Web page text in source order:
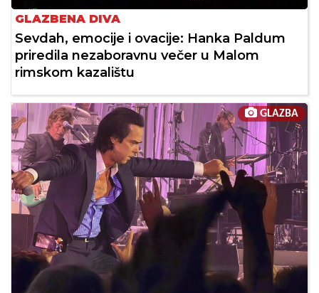
GLAZBENA DIVA
Sevdah, emocije i ovacije: Hanka Paldum
priredila nezaboravnu večer u Malom
rimskom kazalištu
GLAZBA